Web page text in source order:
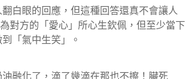
白眼的回應，但這種回答還真不會讓人
對方的「愛心」所心生欽佩，但至少當下
「氣中生笑」。
融化了，滴了幾滴在那也不擦！臟死